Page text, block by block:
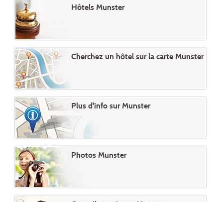
Hôtels Munster
Cherchez un hôtel sur la carte Munster
Plus d'info sur Munster
Photos Munster